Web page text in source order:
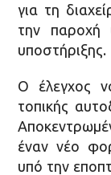
για τη
την παροχή
υποστήριξης.
Ο έλεγχος
τοπικής
έναν νέο
υπό την